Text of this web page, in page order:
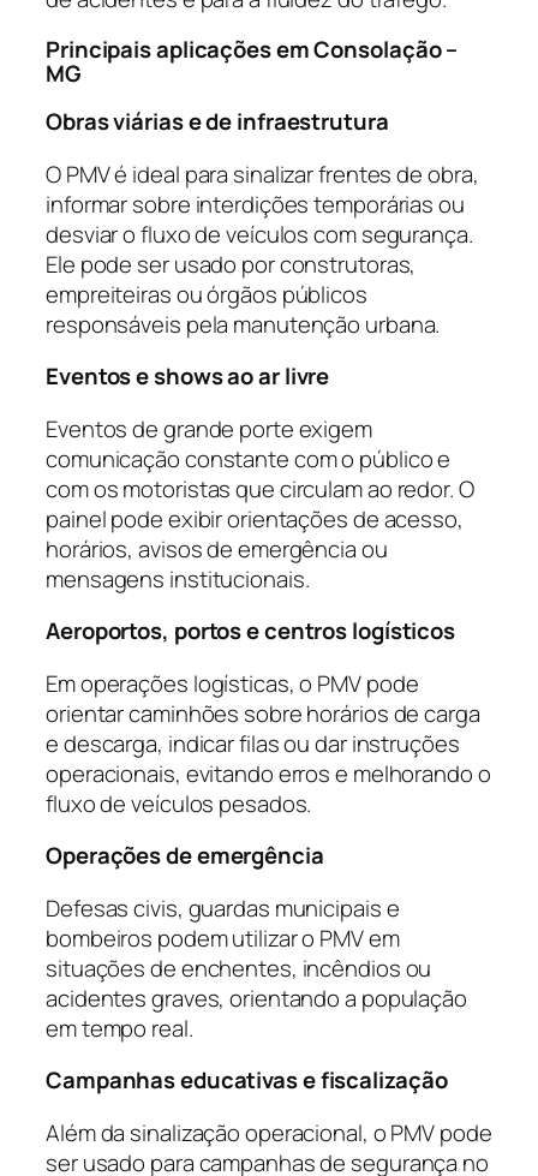
Principais aplicações em Consolação –
MG
Obras viárias e de infraestrutura
O PMV é ideal para sinalizar frentes de obra,
informar sobre interdições temporárias ou
desviar o fluxo de veículos com segurança.
Ele pode ser usado por construtoras,
empreiteiras ou órgãos públicos
responsáveis pela manutenção urbana.
Eventos e shows ao ar livre
Eventos de grande porte exigem
comunicação constante com o público e
com os motoristas que circulam ao redor. O
painel pode exibir orientações de acesso,
horários, avisos de emergência ou
mensagens institucionais.
Aeroportos, portos e centros logísticos
Em operações logísticas, o PMV pode
orientar caminhões sobre horários de carga
e descarga, indicar filas ou dar instruções
operacionais, evitando erros e melhorando o
fluxo de veículos pesados.
Operações de emergência
Defesas civis, guardas municipais e
bombeiros podem utilizar o PMV em
situações de enchentes, incêndios ou
acidentes graves, orientando a população
em tempo real.
Campanhas educativas e fiscalização
Além da sinalização operacional, o PMV pode
ser usado para campanhas de segurança no